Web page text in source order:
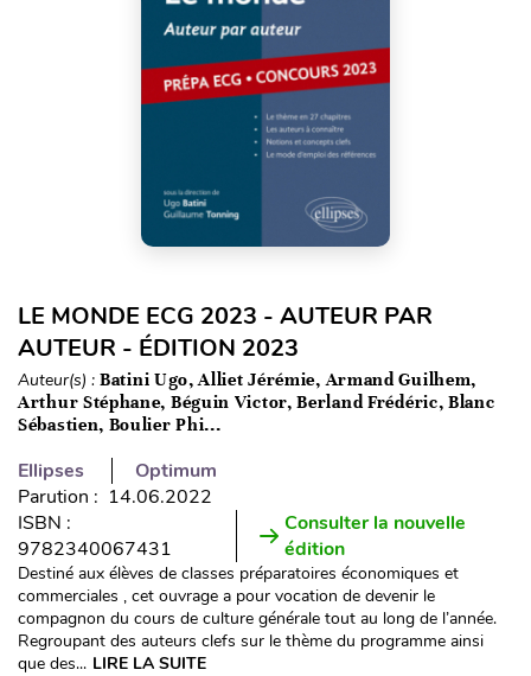
LE MONDE ECG 2023 - AUTEUR PAR
AUTEUR - ÉDITION 2023
Auteur(s) : Batini Ugo, Alliet Jérémie, Armand Guilhem,
Arthur Stéphane, Béguin Victor, Berland Frédéric, Blanc
Sébastien, Boulier Phi...
Ellipses
Optimum
Parution : 14.06.2022
ISBN :
9782340067431
Consulter la nouvelle
édition
Destiné aux élèves de classes préparatoires économiques et
commerciales , cet ouvrage a pour vocation de devenir le
compagnon du cours de culture générale tout au long de l’année.
Regroupant des auteurs clefs sur le thème du programme ainsi
que des... LIRE LA SUITE